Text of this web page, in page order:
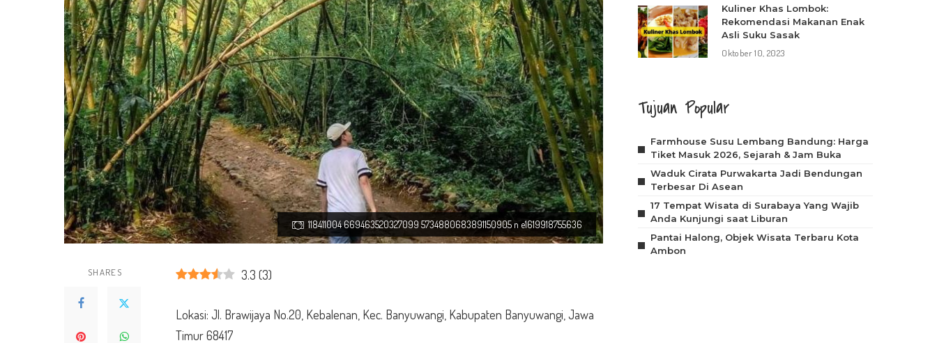
118411004 669463520327099 5734880683891150905 n e1619918755636
SHARES 3.3 (3)
Lokasi: Jl. Brawijaya No.20, Kebalenan, Kec. Banyuwangi, Kabupaten Banyuwangi, Jawa
Timur 68417
Kuliner Khas Lombok:
Rekomendasi Makanan Enak
Asli Suku Sasak
Oktober 10, 2023
Tujuan Popular
Farmhouse Susu Lembang Bandung: Harga
Tiket Masuk 2026, Sejarah & Jam Buka
Waduk Cirata Purwakarta Jadi Bendungan
Terbesar Di Asean
17 Tempat Wisata di Surabaya Yang Wajib
Anda Kunjungi saat Liburan
Pantai Halong, Objek Wisata Terbaru Kota
Ambon